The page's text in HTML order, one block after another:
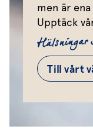
men är
Upptäck
Hälsningar
Till vårt